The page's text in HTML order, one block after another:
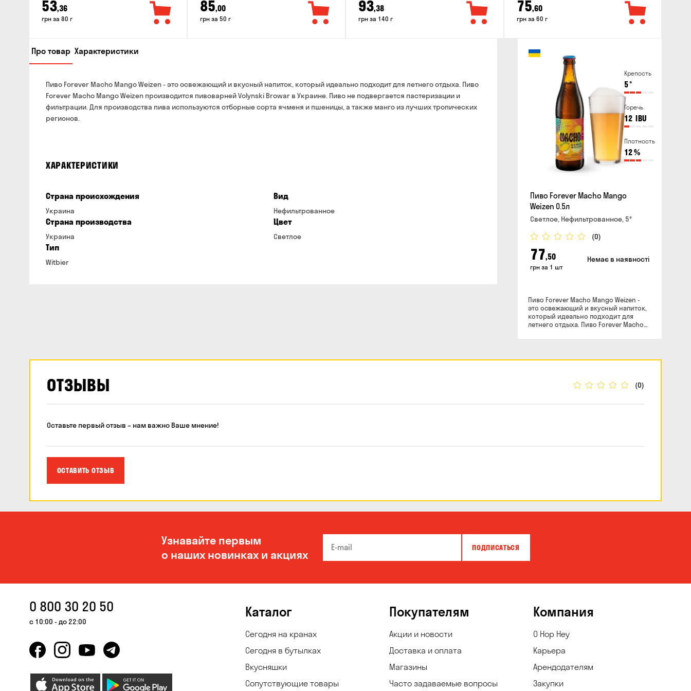
53,36
грн за 80 г
85,00
грн за 50 г
93,38
грн за 140 г
75,60
грн за 60 г
Крепость
5°
Горечь
12 IBU
Плотность
12%
Пиво Forever Macho Mango
Weizen 0.5л
Светлое, Нефильтрованное, 5°
(0)
77,50
грн за 1 шт
Немає в наявності
Пиво Forever Macho Mango Weizen -
это освежающий и вкусный напиток,
который идеально подходит для
летнего отдыха. Пиво Forever Macho
лучших тропических регионов.
Про товар Характеристики
Пиво Forever Macho Mango Weizen - это освежающий и вкусный напиток, который идеально подходит для летнего отдыха. Пиво
Forever Macho Mango Weizen производится пивоварней Volynski Browar в Украине. Пиво не подвергается пастеризации и
фильтрации. Для производства пива используются отборные сорта ячменя и пшеницы, а также манго из лучших тропических
регионов.
ХАРАКТЕРИСТИКИ
Страна происхождения
Украина
Страна производства
Украина
Тип
Witbier
Вид
Нефильтрованное
Цвет
Светлое
ОТЗЫВЫ (0)
Оставьте первый отзыв – нам важно Ваше мнение!
ОСТАВИТЬ ОТЗЫВ
Узнавайте первым
о наших новинках и акциях
ПОДПИСАТЬСЯ
0 800 30 20 50
с 10:00 - до 22:00
Каталог
Сегодня на кранах
Сегодня в бутылках
Вкусняшки
Сопутствующие товары
Покупателям
Акции и новости
Доставка и оплата
Магазины
Часто задаваемые вопросы
Компания
О Hop Hey
Карьера
Арендодателям
Закупки